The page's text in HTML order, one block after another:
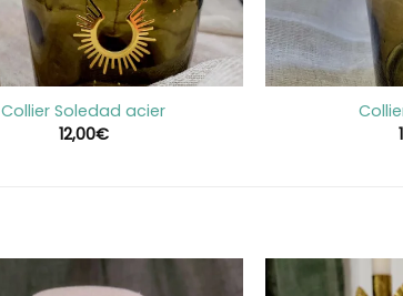
Collier Soledad acier
12,00€
+